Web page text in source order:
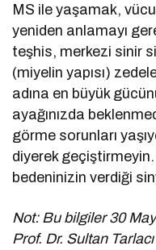
MS ile yaşamak,
yeniden anlamayı
teşhis, merkezi sinir
(miyelin yapısı)
adına en büyük
ayağınızda
görme sorunları
diyerek geçiştirmeyin.
bedeninizin verdiği
Not: Bu bilgiler 30
Prof. Dr. Sultan